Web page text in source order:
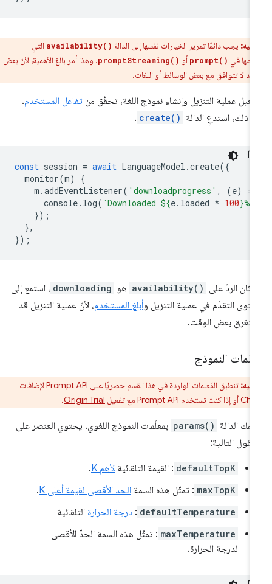
يجب دائمًا تمرير الخيارات نفسها إلى الدالةavailability()التي
فيprompt()أوpromptStreaming(). وهذا أمر بالغ الأهمية، لأنّ بعض
قد لا تتوافق مع بعض الوسائط أو اللغات.
عملية التنزيل وإنشاء نموذج اللغة، تحقَّق من تفاعل المستخدم.
ذلك، استدعِ الدالة create()
.
const session = await LanguageModel.create
monitor
m
m.addEventListener('downloadprogress', e
console.log(`Downloaded ${e.loaded * 100
كان الردّ على availability() هو downloading ، استمع إلى
التقدّم في عملية التنزيل وأبلِغ المستخدم، لأنّ عملية التنزيل قد
بعض الوقت.
النموذج
تنطبق المَعلمات الواردة في هذا القسم حصريًا على Prompt API لإضافات
Origin Trial
.
الدالة params() بمعلَمات النموذج اللغوي. يحتوي العنصر على
التالية:
defaultTopK : القيمة التلقائيةلأهم K .
maxTopK : تمثّل هذه السمةالحد الأقصى لقيمة أعلى K .
defaultTemperature
:درجة الحرارةالتلقائية
maxTemperature : تمثّل هذه السمة الحدّ الأقصى
لدرجة الحرارة.